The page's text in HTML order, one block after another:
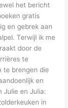
het bericht
gratis
en gebrek aan
Terwijl ik me
door de
te
te brengen die
en
Julie en Julia:
in